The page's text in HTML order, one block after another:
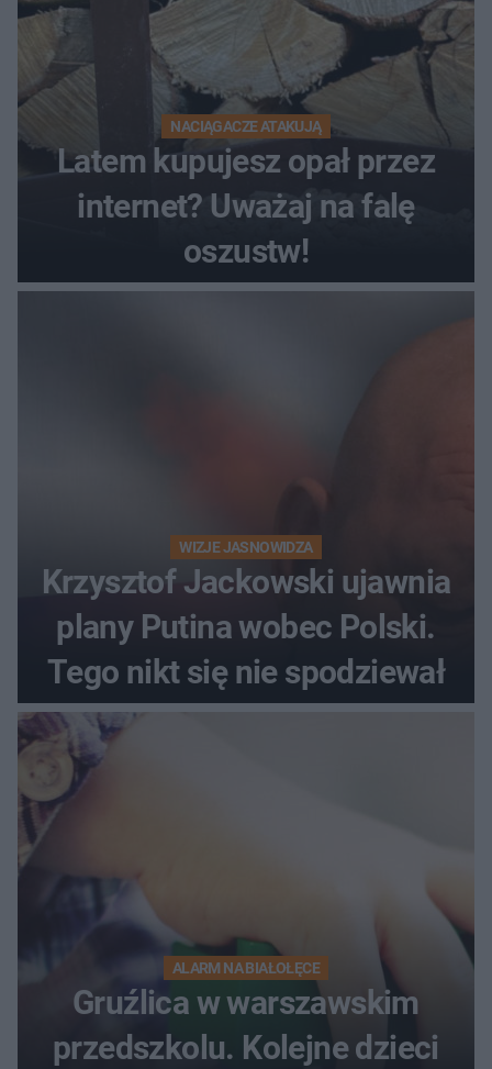
NACIĄGACZE ATAKUJĄ
Latem kupujesz opał przez
internet? Uważaj na falę
oszustw!
WIZJE JASNOWIDZA
Krzysztof Jackowski ujawnia
plany Putina wobec Polski.
Tego nikt się nie spodziewał
ALARM NA BIAŁOŁĘCE
Gruźlica w warszawskim
przedszkolu. Kolejne dzieci